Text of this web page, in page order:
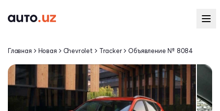
Главная Новая Chevrolet Tracker Объявление № 8084